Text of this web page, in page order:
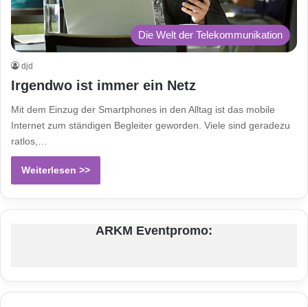
Die Welt der Telekommunikation
djd
Irgendwo ist immer ein Netz
Mit dem Einzug der Smartphones in den Alltag ist das mobile
Internet zum ständigen Begleiter geworden. Viele sind geradezu
ratlos,…
Weiterlesen >>
ARKM Eventpromo: